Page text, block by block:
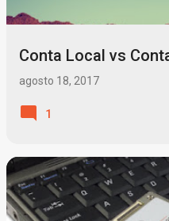
Conta Local vs
agosto 18, 2017
1